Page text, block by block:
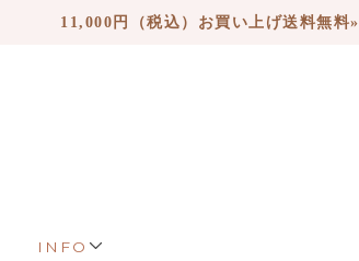
11,000円（税込）お買い上げ送料無料»
INFO